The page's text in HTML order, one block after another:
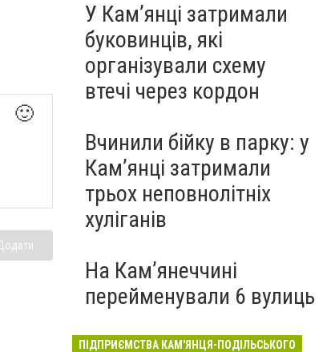
🙂
У Кам’янці затримали
буковинців, які
організували схему
втечі через кордон
Вчинили бійку в парку: у
Кам’янці затримали
трьох неповнолітніх
хуліганів
На Камʼянеччині
перейменували 6 вулиць
ПІДПРИЄМСТВА КАМ'ЯНЦЯ-ПОДІЛЬСЬКОГО